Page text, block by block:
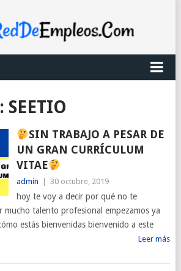
SEETIO
SIN TRABAJO A PESAR DE
UN GRAN CURRÍCULUM
VITAE
admin 30 octubre, 2019
hoy te voy a decir por qué no te
mucho talento profesional empezamos ya
estás bienvenidas bienvenido a este
Leer más